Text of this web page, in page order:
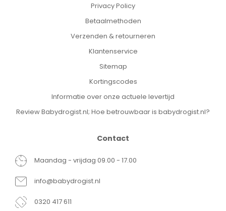
Privacy Policy
Betaalmethoden
Verzenden & retourneren
Klantenservice
Sitemap
Kortingscodes
Informatie over onze actuele levertijd
Review Babydrogist.nl; Hoe betrouwbaar is babydrogist.nl?
Contact
Maandag - vrijdag 09.00 - 17.00
info@babydrogist.nl
0320 417 611